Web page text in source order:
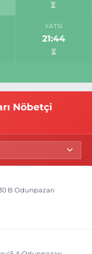
YATSI
21:44
Nöbetçi
B Odunpazarı